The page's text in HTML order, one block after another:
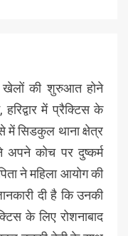
खेलों की शुरुआत होने
हरिद्वार में प्रैक्टिस के
में सिडकुल थाना क्षेत्र
अपने कोच पर दुष्कर्म
ने महिला आयोग की
दी है कि उनकी
के लिए रोशनाबाद